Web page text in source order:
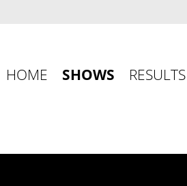
HOME SHOWS RESULTS